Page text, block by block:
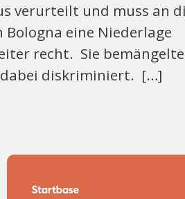
verurteilt und muss an
eine Niederlage
recht. Sie
dabei diskriminiert. […]